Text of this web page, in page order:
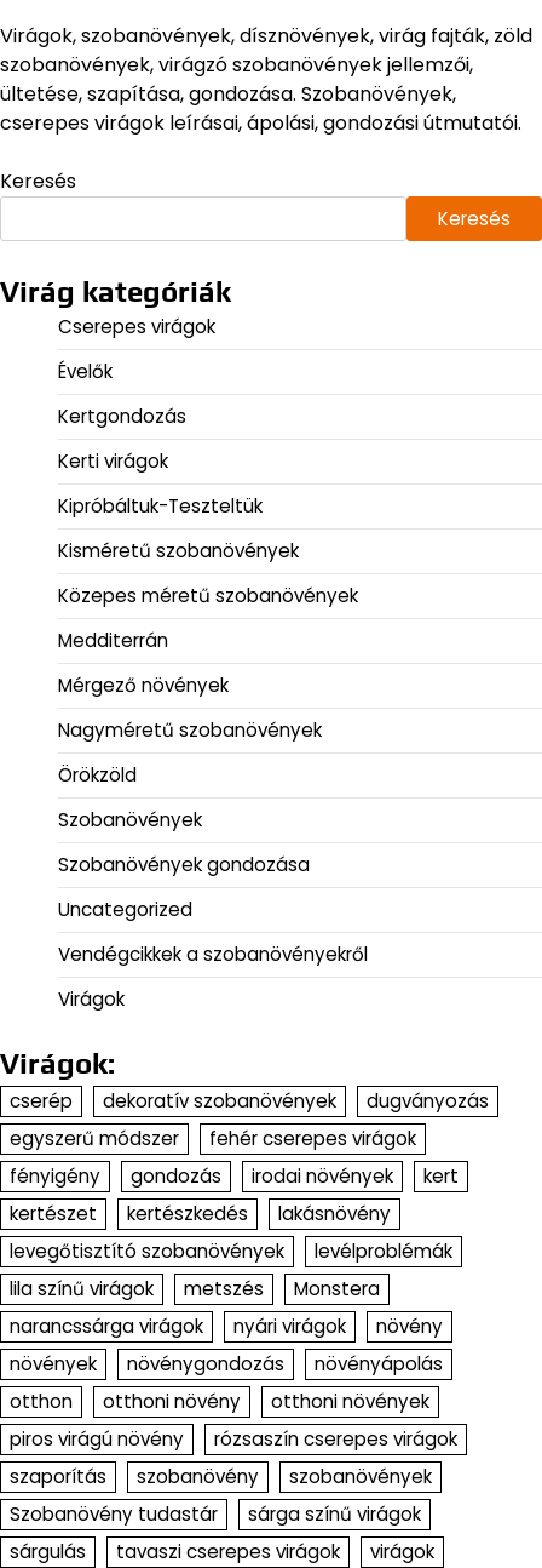
Virágok, szobanövények, dísznövények, virág fajták, zöld
szobanövények, virágzó szobanövények jellemzői,
ültetése, szapítása, gondozása. Szobanövények,
cserepes virágok leírásai, ápolási, gondozási útmutatói.
Keresés
Keresés
Virág kategóriák
Cserepes virágok
Évelők
Kertgondozás
Kerti virágok
Kipróbáltuk-Teszteltük
Kisméretű szobanövények
Közepes méretű szobanövények
Medditerrán
Mérgező növények
Nagyméretű szobanövények
Örökzöld
Szobanövények
Szobanövények gondozása
Uncategorized
Vendégcikkek a szobanövényekről
Virágok
Virágok:
cserép dekoratív szobanövények
dugványozás
egyszerű módszer
fehér cserepes virágok
fényigény
gondozás irodai növények
kert
kertészet
kertészkedés
lakásnövény
levegőtisztító szobanövények
levélproblémák
lila színű virágok
metszés
Monstera
narancssárga virágok
nyári virágok
növény
növények
növénygondozás
növényápolás
otthon
otthoni növény
otthoni növények
piros virágú növény
rózsaszín cserepes virágok
szaporítás
szobanövény
szobanövények
Szobanövény tudastár
sárga színű virágok
sárgulás
tavaszi cserepes virágok virágok